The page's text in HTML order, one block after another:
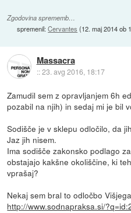
Zgodovina sprememb…
spremenil:Cervantes (12. maj 2014 ob
Massacra
::23. avg 2016, 18:17
Zamudil sem z opravljanjem 6h
pozabil na njih) in sedaj mi je bil
Sodišče je v sklepu odločilo, da
Jaz jih nisem.
Ima sodišče zakonsko podlago
obstajajo kakšne okoliščine, ki
vprašaj?
Nekaj sem bral to odločbo
http://www.sodnapraksa.si/